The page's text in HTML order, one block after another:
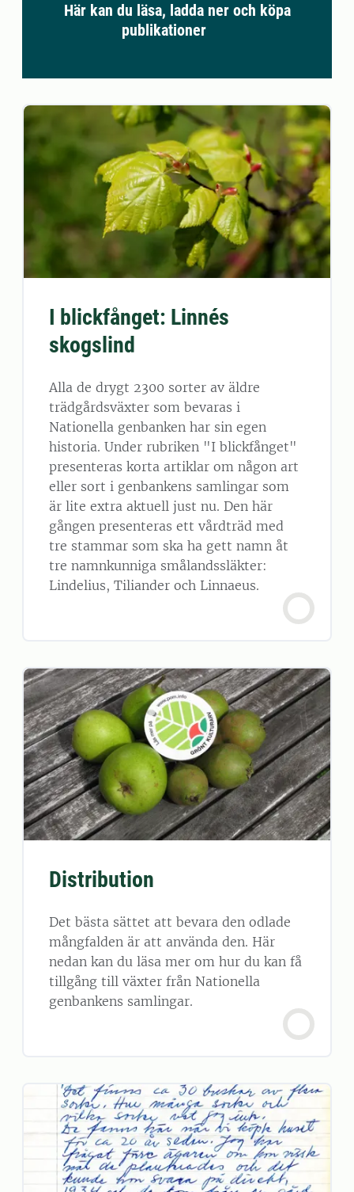
Här kan du läsa, ladda ner och köpa
publikationer
I blickfånget: Linnés
skogslind
Alla de drygt 2300 sorter av äldre
trädgårdsväxter som bevaras i
Nationella genbanken har sin egen
historia. Under rubriken "I blickfånget"
presenteras korta artiklar om någon art
eller sort i genbankens samlingar som
är lite extra aktuell just nu. Den här
gången presenteras ett vårdträd med
tre stammar som ska ha gett namn åt
tre namnkunniga smålandssläkter:
Lindelius, Tiliander och Linnaeus.
Distribution
Det bästa sättet att bevara den odlade
mångfalden är att använda den. Här
nedan kan du läsa mer om hur du kan få
tillgång till växter från Nationella
genbankens samlingar.